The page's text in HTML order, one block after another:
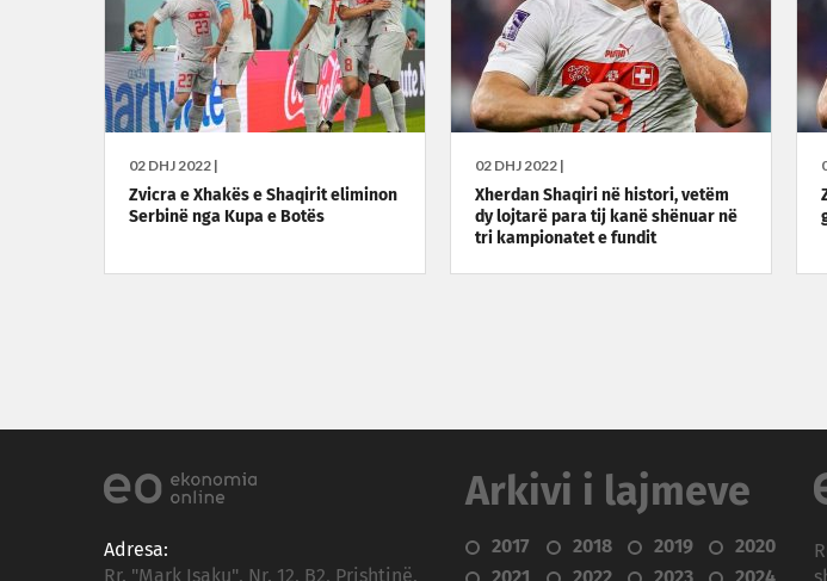
02 DHJ 2022 |
Zvicra e Xhakës e Shaqirit eliminon
Serbinë nga Kupa e Botës
02 DHJ 2022 |
Xherdan Shaqiri në histori, vetëm
dy lojtarë para tij kanë shënuar në
tri kampionatet e fundit
Adresa:
Rr. "Mark Isaku", Nr. 12, B2, Prishtinë,
Arkivi i lajmeve
2017 2018 2019
2020